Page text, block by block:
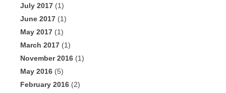
July 2017 (1)
June 2017 (1)
May 2017 (1)
March 2017 (1)
November 2016 (1)
May 2016 (5)
February 2016 (2)